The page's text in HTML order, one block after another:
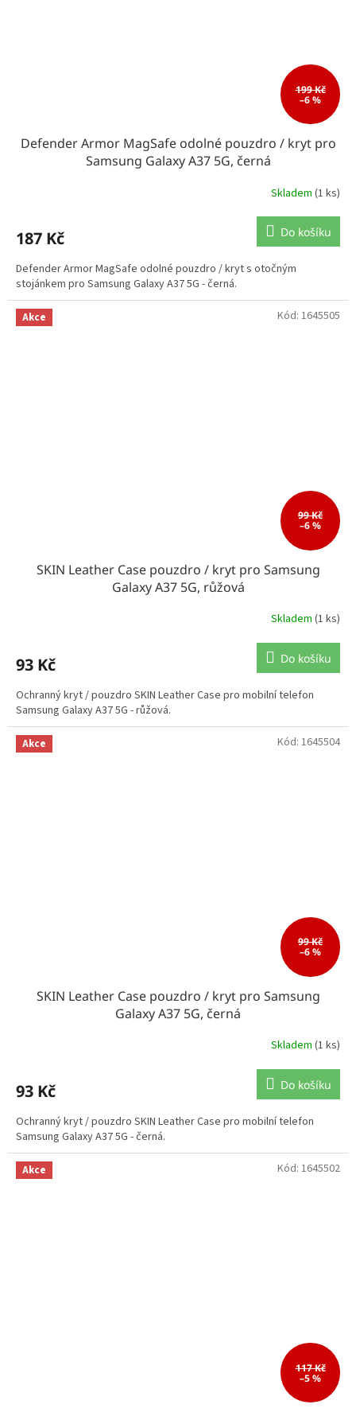
199 Kč
–6 %
Defender Armor MagSafe odolné pouzdro / kryt pro
Samsung Galaxy A37 5G, černá
Skladem (1 ks)
187 Kč Do košíku
Defender Armor MagSafe odolné pouzdro / kryt s otočným
stojánkem pro Samsung Galaxy A37 5G - černá.
Akce
99 Kč
–6 %
SKIN Leather Case pouzdro / kryt pro Samsung
Galaxy A37 5G, růžová
Skladem (1 ks)
93 Kč Do košíku
Ochranný kryt / pouzdro SKIN Leather Case pro mobilní telefon
Samsung Galaxy A37 5G - růžová.
Kód: 1645505
Akce
99 Kč
–6 %
SKIN Leather Case pouzdro / kryt pro Samsung
Galaxy A37 5G, černá
Skladem (1 ks)
93 Kč Do košíku
Ochranný kryt / pouzdro SKIN Leather Case pro mobilní telefon
Samsung Galaxy A37 5G - černá.
Kód: 1645504
Akce
117 Kč
–5 %
Kód: 1645502